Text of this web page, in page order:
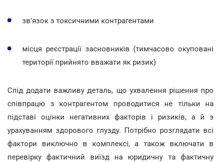
зв'язок з токсичними контрагентами
місця реєстрації засновників (тимчасово окуповані
території прийнято вважати як ризик)
Слід додати важливу деталь, що ухвалення рішення про
співпрацю з контрагентом проводитися не тільки на
підставі оцінки негативних факторів і ризиків, а й з
урахуванням здорового глузду. Потрібно розглядати всі
фактори виключно в комплексі, а також включати в
перевірку фактичний виїзд на юридичну та фактичну